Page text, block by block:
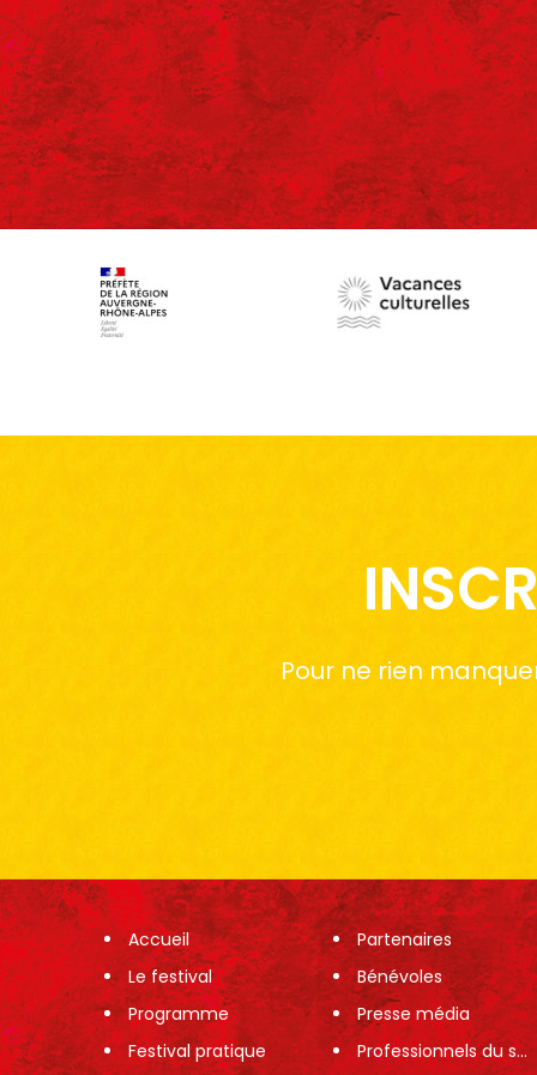
Pour ne rien
Accueil
Le festival
Programme
Festival pratique
Partenaires
Bénévoles
Presse média
Professionnels du spectacle